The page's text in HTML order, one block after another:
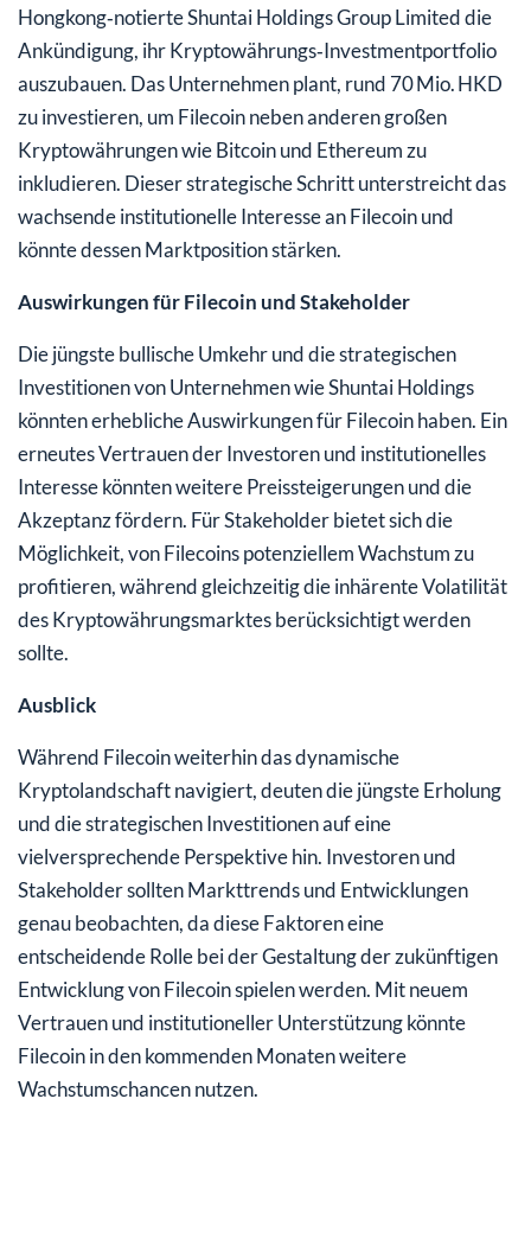
Hongkong‑notierte Shuntai Holdings Group Limited die
Ankündigung, ihr Kryptowährungs‑Investmentportfolio
auszubauen. Das Unternehmen plant, rund 70 Mio. HKD
zu investieren, um Filecoin neben anderen großen
Kryptowährungen wie Bitcoin und Ethereum zu
inkludieren. Dieser strategische Schritt unterstreicht das
wachsende institutionelle Interesse an Filecoin und
könnte dessen Marktposition stärken.
Auswirkungen für Filecoin und Stakeholder
Die jüngste bullische Umkehr und die strategischen
Investitionen von Unternehmen wie Shuntai Holdings
könnten erhebliche Auswirkungen für Filecoin haben. Ein
erneutes Vertrauen der Investoren und institutionelles
Interesse könnten weitere Preissteigerungen und die
Akzeptanz fördern. Für Stakeholder bietet sich die
Möglichkeit, von Filecoins potenziellem Wachstum zu
profitieren, während gleichzeitig die inhärente Volatilität
des Kryptowährungsmarktes berücksichtigt werden
sollte.
Ausblick
Während Filecoin weiterhin das dynamische
Kryptolandschaft navigiert, deuten die jüngste Erholung
und die strategischen Investitionen auf eine
vielversprechende Perspektive hin. Investoren und
Stakeholder sollten Markttrends und Entwicklungen
genau beobachten, da diese Faktoren eine
entscheidende Rolle bei der Gestaltung der zukünftigen
Entwicklung von Filecoin spielen werden. Mit neuem
Vertrauen und institutioneller Unterstützung könnte
Filecoin in den kommenden Monaten weitere
Wachstumschancen nutzen.